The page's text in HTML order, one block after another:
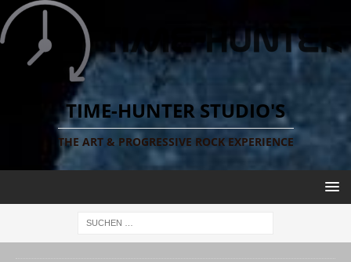
TIME-HUNTER STUDIO'S
THE ART & PROGRESSIVE ROCK EXPERIENCE